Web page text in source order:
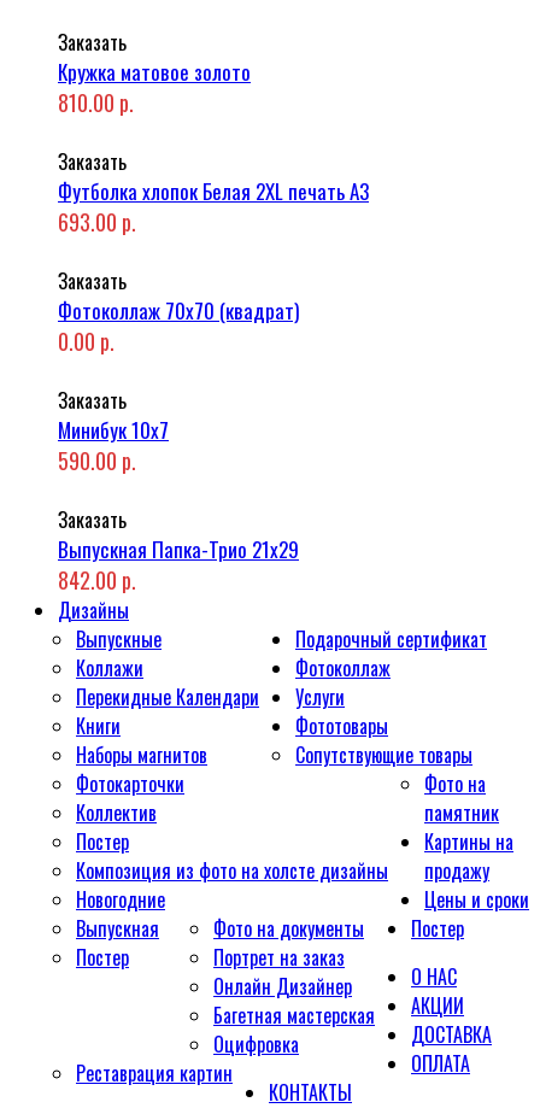
Заказать
Кружка матовое золото
810.00 р.
Заказать
Футболка хлопок Белая 2XL печать A3
693.00 р.
Заказать
Фотоколлаж 70x70 (квадрат)
0.00 р.
Заказать
Минибук 10х7
590.00 р.
Заказать
Выпускная Папка-Трио 21x29
842.00 р.
Дизайны
Выпускные
Коллажи
Перекидные Календари
Книги
Наборы магнитов
Фотокарточки
Коллектив
Постер
Композиция из фото на холсте дизайны
Новогодние
Выпускная
Постер
Подарочный сертификат
Фотоколлаж
Услуги
Фото на документы
Портрет на заказ
Онлайн Дизайнер
Багетная мастерская
Оцифровка
Реставрация картин
Фототовары
Сопутствующие товары
Фото на
памятник
Картины на
продажу
Цены и сроки
Постер
О НАС
АКЦИИ
ДОСТАВКА
ОПЛАТА
КОНТАКТЫ